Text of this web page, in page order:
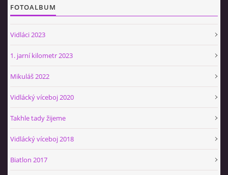
FOTOALBUM
Vidláci 2023
1. jarní kilometr 2023
Mikuláš 2022
Vidlácký víceboj 2020
Takhle tady žijeme
Vidlácký víceboj 2018
Biatlon 2017